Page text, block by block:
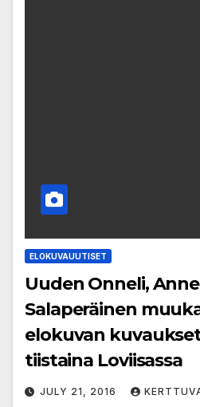
ELOKUVAUUTISET
Uuden Onneli,
Salaperäinen
elokuvan
tiistaina Loviisassa
JULY 21, 2016